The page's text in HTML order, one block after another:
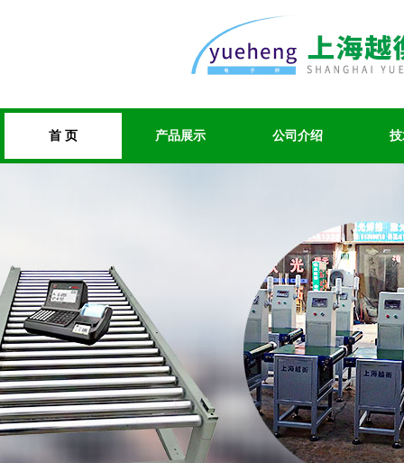
首 页 产品展示 公司介绍